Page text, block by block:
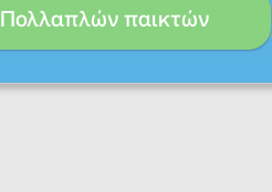
Πολλαπλών παικτών